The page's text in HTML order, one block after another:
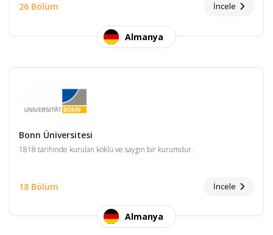
26 Bölüm İncele
Almanya
Bonn Üniversitesi
1818 tarihinde kurulan köklü ve saygın bir kurumdur.
18 Bölüm İncele
Almanya